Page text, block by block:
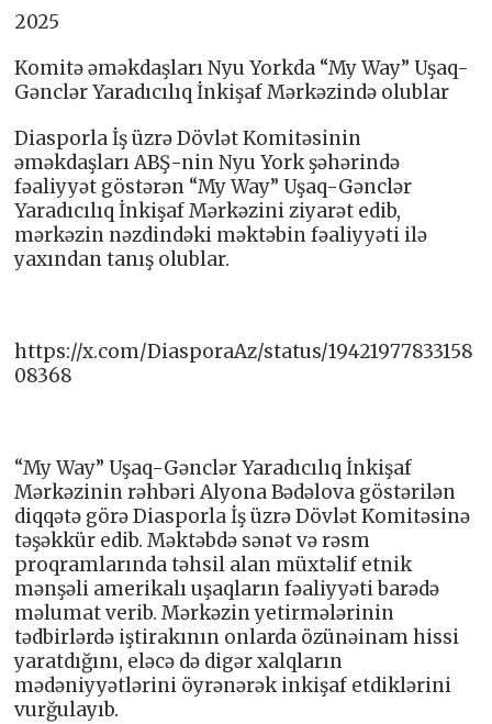
2025
Komitə əməkdaşları Nyu Yorkda “My Way” Uşaq-
Gənclər Yaradıcılıq İnkişaf Mərkəzində olublar
Diasporla İş üzrə Dövlət Komitəsinin
əməkdaşları ABŞ-nin Nyu York şəhərində
fəaliyyət göstərən “My Way” Uşaq-Gənclər
Yaradıcılıq İnkişaf Mərkəzini ziyarət edib,
mərkəzin nəzdindəki məktəbin fəaliyyəti ilə
yaxından tanış olublar.
https://x.com/DiasporaAz/status/19421977833158
08368
“My Way” Uşaq-Gənclər Yaradıcılıq İnkişaf
Mərkəzinin rəhbəri Alyona Bədəlova göstərilən
diqqətə görə Diasporla İş üzrə Dövlət Komitəsinə
təşəkkür edib. Məktəbdə sənət və rəsm
proqramlarında təhsil alan müxtəlif etnik
mənşəli amerikalı uşaqların fəaliyyəti barədə
məlumat verib. Mərkəzin yetirmələrinin
tədbirlərdə iştirakının onlarda özünəinam hissi
yaratdığını, eləcə də digər xalqların
mədəniyyətlərini öyrənərək inkişaf etdiklərini
vurğulayıb.